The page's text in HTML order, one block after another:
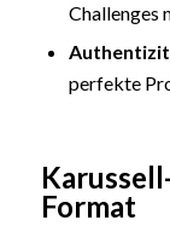
Challenges
perfekte
Format